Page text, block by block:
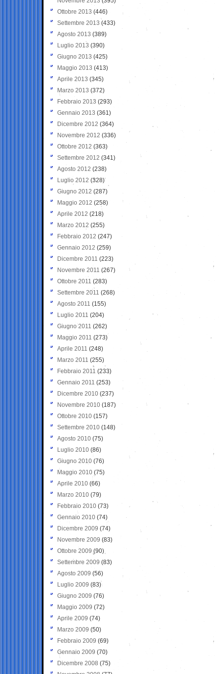
Ottobre 2013 (446)
Settembre 2013 (433)
Agosto 2013 (389)
Luglio 2013 (390)
Giugno 2013 (425)
Maggio 2013 (413)
Aprile 2013 (345)
Marzo 2013 (372)
Febbraio 2013 (293)
Gennaio 2013 (361)
Dicembre 2012 (364)
Novembre 2012 (336)
Ottobre 2012 (363)
Settembre 2012 (341)
Agosto 2012 (238)
Luglio 2012 (328)
Giugno 2012 (287)
Maggio 2012 (258)
Aprile 2012 (218)
Marzo 2012 (255)
Febbraio 2012 (247)
Gennaio 2012 (259)
Dicembre 2011 (223)
Novembre 2011 (267)
Ottobre 2011 (283)
Settembre 2011 (268)
Agosto 2011 (155)
Luglio 2011 (204)
Giugno 2011 (262)
Maggio 2011 (273)
Aprile 2011 (248)
Marzo 2011 (255)
Febbraio 2011 (233)
Gennaio 2011 (253)
Dicembre 2010 (237)
Novembre 2010 (187)
Ottobre 2010 (157)
Settembre 2010 (148)
Agosto 2010 (75)
Luglio 2010 (86)
Giugno 2010 (76)
Maggio 2010 (75)
Aprile 2010 (66)
Marzo 2010 (79)
Febbraio 2010 (73)
Gennaio 2010 (74)
Dicembre 2009 (74)
Novembre 2009 (83)
Ottobre 2009 (90)
Settembre 2009 (83)
Agosto 2009 (56)
Luglio 2009 (83)
Giugno 2009 (76)
Maggio 2009 (72)
Aprile 2009 (74)
Marzo 2009 (50)
Febbraio 2009 (69)
Gennaio 2009 (70)
Dicembre 2008 (75)